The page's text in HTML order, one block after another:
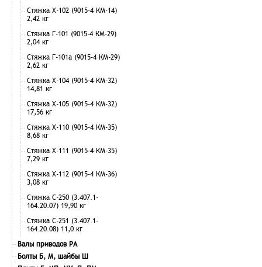
Стяжка Х-102 (9015-4 КМ-14)
2,42 кг
Стяжка Г-101 (9015-4 КМ-29)
2,04 кг
Стяжка Г-101а (9015-4 КМ-29)
2,62 кг
Стяжка Х-104 (9015-4 КМ-32)
14,81 кг
Стяжка Х-105 (9015-4 КМ-32)
17,56 кг
Стяжка Х-110 (9015-4 КМ-35)
8,68 кг
Стяжка Х-111 (9015-4 КМ-35)
7,29 кг
Стяжка Х-112 (9015-4 КМ-36)
3,08 кг
Стяжка С-250 (3.407.1-
164.20.07) 19,90 кг
Стяжка С-251 (3.407.1-
164.20.08) 11,0 кг
Валы приводов РА
Болты Б, М, шайбы Ш